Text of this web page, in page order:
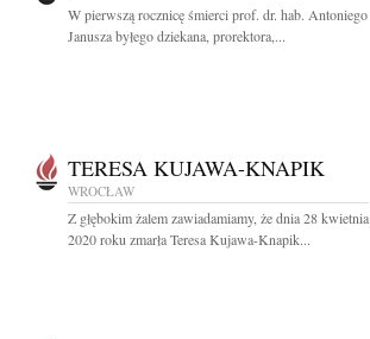
W pierwszą rocznicę śmierci prof. dr. hab. Antoniego
Janusza byłego dziekana, prorektora,...
TERESA KUJAWA-KNAPIK
WROCŁAW
Z głębokim żalem zawiadamiamy, że dnia 28 kwietnia
2020 roku zmarła Teresa Kujawa-Knapik...